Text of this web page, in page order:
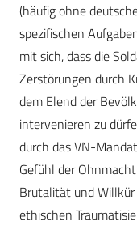
(häufig ohne
spezifischen
mit sich, dass die
Zerstörungen durch
dem Elend der
intervenieren zu
durch das VN-
Gefühl der
Brutalität und
ethischen